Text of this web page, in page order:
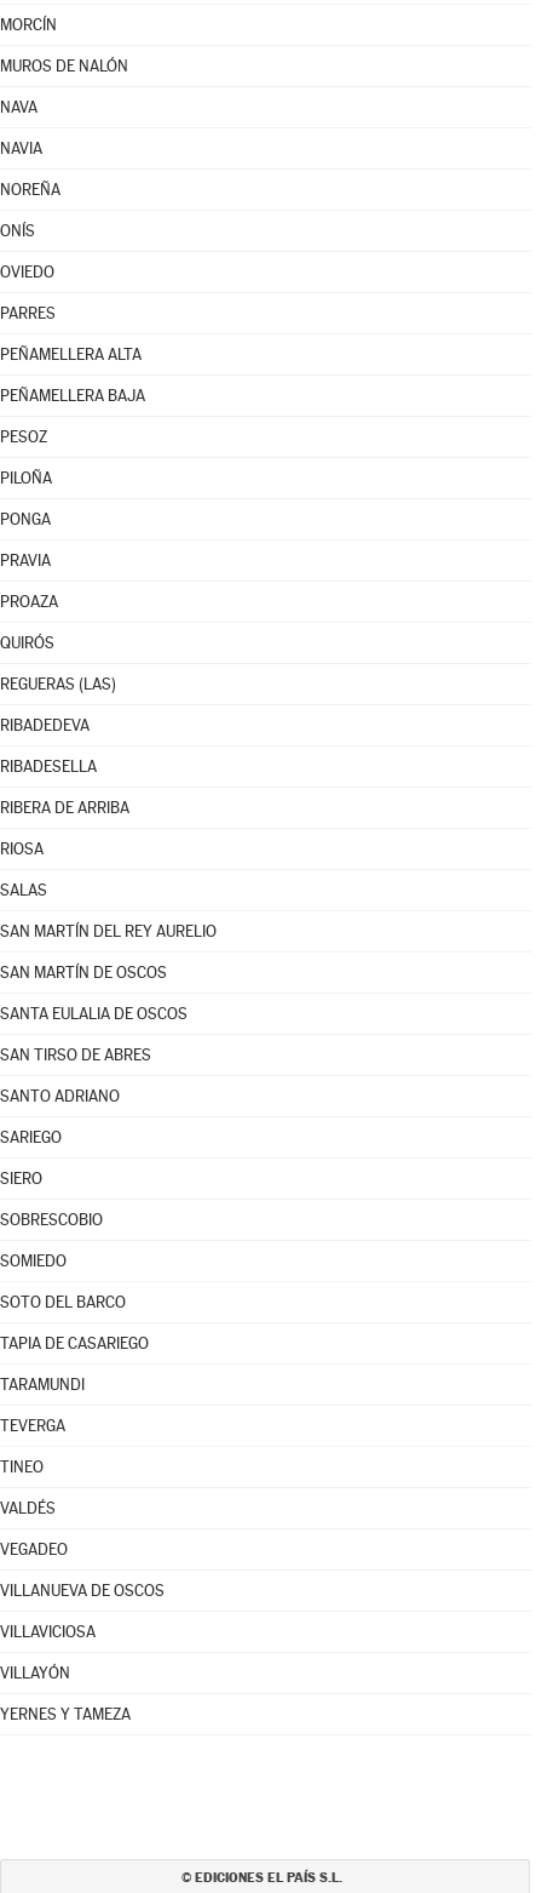
MORCÍN
MUROS DE NALÓN
NAVA
NAVIA
NOREÑA
ONÍS
OVIEDO
PARRES
PEÑAMELLERA ALTA
PEÑAMELLERA BAJA
PESOZ
PILOÑA
PONGA
PRAVIA
PROAZA
QUIRÓS
REGUERAS (LAS)
RIBADEDEVA
RIBADESELLA
RIBERA DE ARRIBA
RIOSA
SALAS
SAN MARTÍN DEL REY AURELIO
SAN MARTÍN DE OSCOS
SANTA EULALIA DE OSCOS
SAN TIRSO DE ABRES
SANTO ADRIANO
SARIEGO
SIERO
SOBRESCOBIO
SOMIEDO
SOTO DEL BARCO
TAPIA DE CASARIEGO
TARAMUNDI
TEVERGA
TINEO
VALDÉS
VEGADEO
VILLANUEVA DE OSCOS
VILLAVICIOSA
VILLAYÓN
YERNES Y TAMEZA
© EDICIONES EL PAÍS S.L.